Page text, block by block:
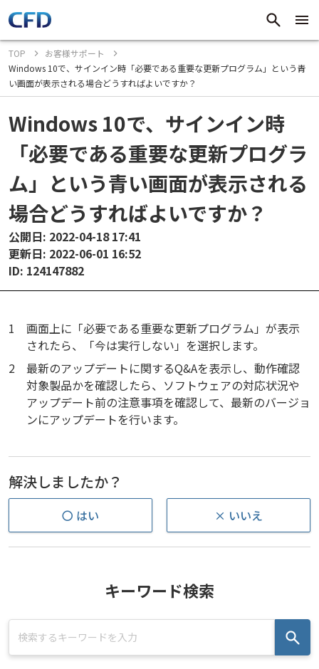
TOP
お客様サポート
Windows 10で、サインイン時「必要である重要な更新プログラム」という青
い画面が表示される場合どうすればよいですか？
Windows 10で、サインイン時
「必要である重要な更新プログラ
ム」という青い画面が表示される
場合どうすればよいですか？
公開日: 2022-04-18 17:41
更新日: 2022-06-01 16:52
ID: 124147882
1
画面上に「必要である重要な更新プログラム」が表示
されたら、「今は実行しない」を選択します。
2
最新のアップデートに関するQ&Aを表示し、動作確認
対象製品かを確認したら、ソフトウェアの対応状況や
アップデート前の注意事項を確認して、最新のバージョ
ンにアップデートを行います。
解決しましたか？
〇 はい × いいえ
キーワード検索